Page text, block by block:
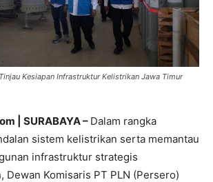
Kesiapan Infrastruktur Kelistrikan Jawa Timur
| SURABAYA – Dalam rangka
sistem kelistrikan serta memantau
infrastruktur strategis
Dewan Komisaris PT PLN (Persero)